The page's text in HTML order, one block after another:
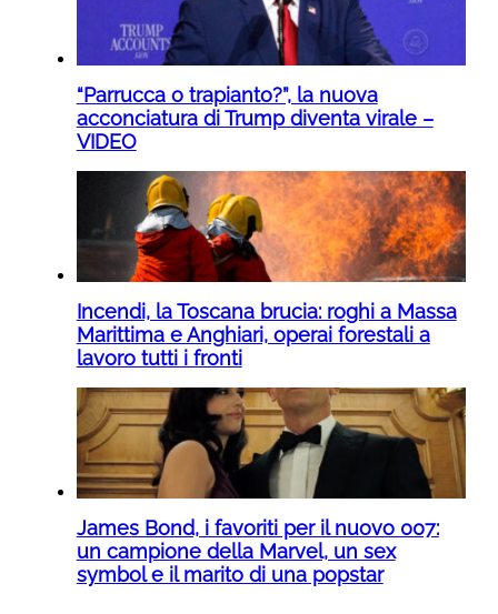
“Parrucca o trapianto?”, la nuova
acconciatura di Trump diventa virale –
VIDEO
Incendi, la Toscana brucia: roghi a Massa
Marittima e Anghiari, operai forestali a
lavoro tutti i fronti
James Bond, i favoriti per il nuovo 007:
un campione della Marvel, un sex
symbol e il marito di una popstar